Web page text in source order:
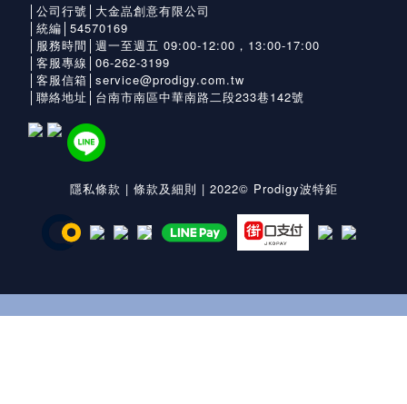
│公司行號│大金嵓創意有限公司
│統編│54570169
│服務時間│週一至週五 09:00-12:00，13:00-17:00
│客服專線│06-262-3199
│客服信箱│service@prodigy.com.tw
│聯絡地址│台南市南區中華南路二段233巷142號
隱私條款 | 條款及細則 | 2022© Prodigy波特鉅